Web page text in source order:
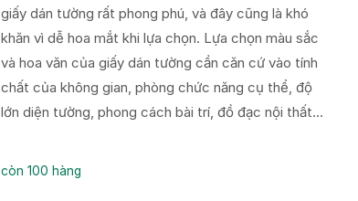
giấy dán tường rất phong phú, và đây cũng là khó
khăn vì dễ hoa mắt khi lựa chọn. Lựa chọn màu sắc
và hoa văn của giấy dán tường cần căn cứ vào tính
chất của không gian, phòng chức năng cụ thể, độ
lớn diện tường, phong cách bài trí, đồ đạc nội thất…
còn 100 hàng